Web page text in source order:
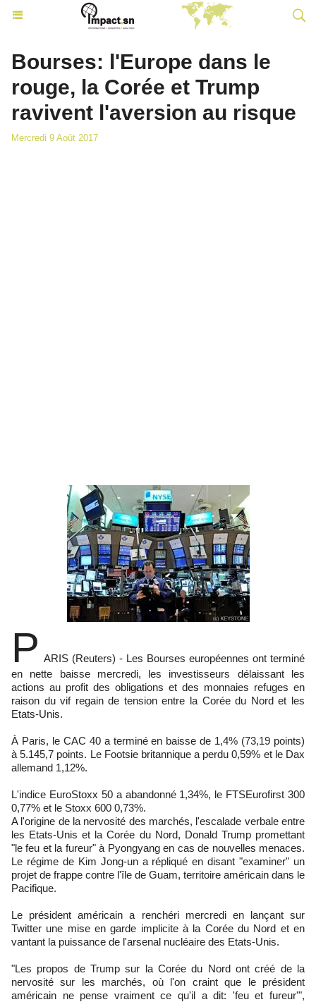
Bourses: l'Europe dans le
rouge, la Corée et Trump
ravivent l'aversion au risque
Mercredi 9 Août 2017
P ARIS (Reuters) - Les Bourses européennes ont terminé
en nette baisse mercredi, les investisseurs délaissant les
actions au profit des obligations et des monnaies refuges en
raison du vif regain de tension entre la Corée du Nord et les
Etats-Unis.
À Paris, le CAC 40 a terminé en baisse de 1,4% (73,19 points)
à 5.145,7 points. Le Footsie britannique a perdu 0,59% et le Dax
allemand 1,12%.
L'indice EuroStoxx 50 a abandonné 1,34%, le FTSEurofirst 300
0,77% et le Stoxx 600 0,73%.
A l'origine de la nervosité des marchés, l'escalade verbale entre
les Etats-Unis et la Corée du Nord, Donald Trump promettant
"le feu et la fureur" à Pyongyang en cas de nouvelles menaces.
Le régime de Kim Jong-un a répliqué en disant "examiner" un
projet de frappe contre l'île de Guam, territoire américain dans le
Pacifique.
Le président américain a renchéri mercredi en lançant sur
Twitter une mise en garde implicite à la Corée du Nord et en
vantant la puissance de l'arsenal nucléaire des Etats-Unis.
"Les propos de Trump sur la Corée du Nord ont créé de la
nervosité sur les marchés, où l'on craint que le président
américain ne pense vraiment ce qu'il a dit: 'feu et fureur'",